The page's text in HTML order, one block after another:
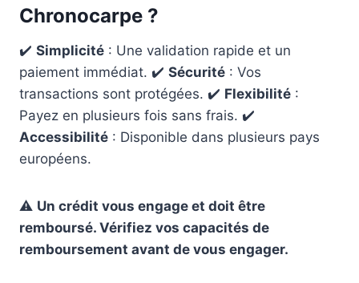
Chronocarpe ?
✔️ Simplicité : Une validation rapide et un
paiement immédiat. ✔️ Sécurité : Vos
transactions sont protégées. ✔️ Flexibilité :
Payez en plusieurs fois sans frais. ✔️
Accessibilité : Disponible dans plusieurs pays
européens.
⚠️ Un crédit vous engage et doit être
remboursé. Vérifiez vos capacités de
remboursement avant de vous engager.